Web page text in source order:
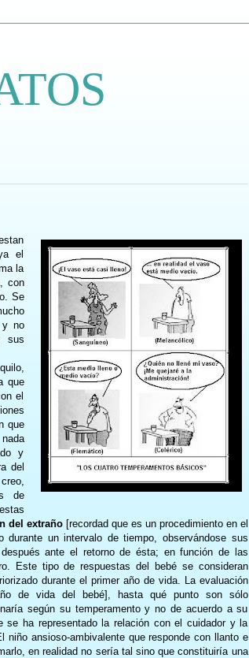
el
la
con
Se
y no
sus
que
el
que
y
del
de
del extraño[recordad que es un procedimiento en el
un intervalo de tiempo, observándose sus
ante el retorno de ésta; en función de las
Este tipo de respuestas del bebé se consideran
durante el primer año de vida. La evaluación
de vida del bebé], hasta qué punto son sólo
según su temperamento y no de acuerdo a su
se ha representado la relación con el cuidador y la
ansioso-ambivalente que responde con llanto e
en realidad no sería tal sino que constituiría una